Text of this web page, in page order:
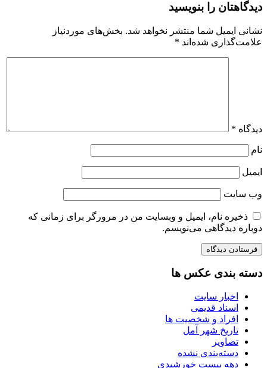
دیدگاهتان را بنویسید
نشانی ایمیل شما منتشر نخواهد شد. بخش‌های موردنیاز
علامت‌گذاری شده‌اند *
دیدگاه *
نام
ایمیل
وب‌ سایت
ذخیره نام، ایمیل و وبسایت من در مرورگر برای زمانی که
دوباره دیدگاهی می‌نویسم.
دسته بندی عکس ها
اخبار سایت
اسناد قدیمی
افراد و شخصیت ها
تاریخ شهر آمل
تصاویر
دسته‌بندی نشده
دهه بیست خورشیدی